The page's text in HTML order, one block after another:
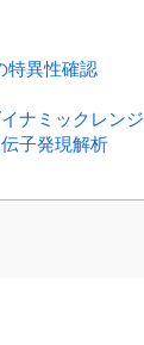
特異性確認
ナミックレンジ
子発現解析